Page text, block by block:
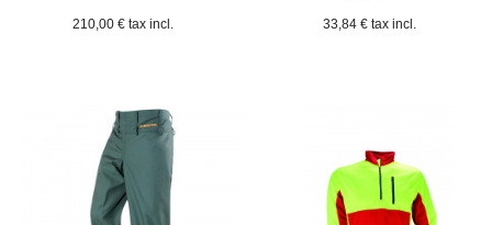
210,00 € tax incl. 33,84 € tax incl.